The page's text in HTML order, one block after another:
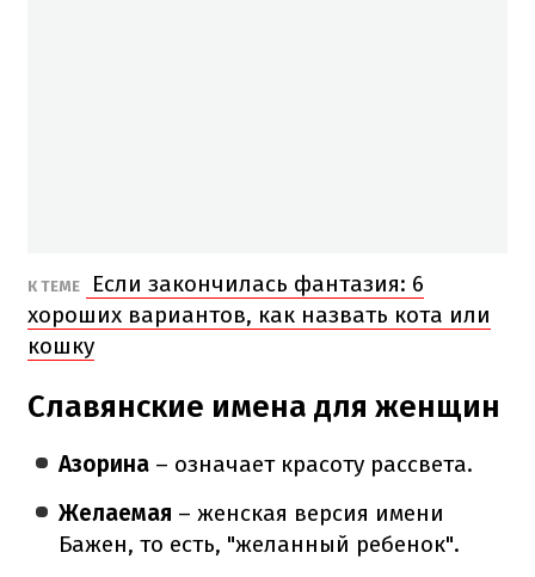
К ТЕМЕ
Если закончилась фантазия: 6
хороших вариантов, как назвать кота или
кошку
Славянские имена для женщин
Азорина – означает красоту рассвета.
Желаемая – женская версия имени
Бажен, то есть, "желанный ребенок".